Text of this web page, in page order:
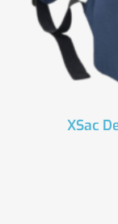
XSac